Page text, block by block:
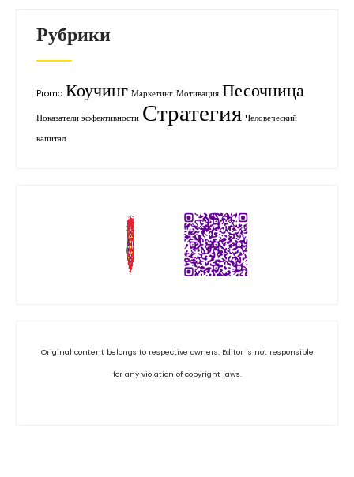
Рубрики
Promo Коучинг Маркетинг Мотивация Песочница
Показатели эффективности Стратегия Человеческий
капитал
Original content belongs to respective owners. Editor is not responsible
for any violation of copyright laws.